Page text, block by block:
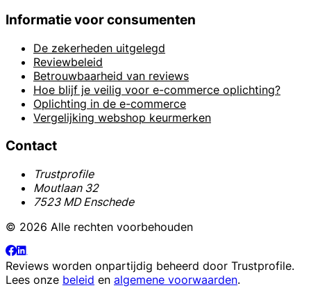
Informatie voor consumenten
De zekerheden uitgelegd
Reviewbeleid
Betrouwbaarheid van reviews
Hoe blijf je veilig voor e-commerce oplichting?
Oplichting in de e-commerce
Vergelijking webshop keurmerken
Contact
Trustprofile
Moutlaan 32
7523 MD Enschede
© 2026 Alle rechten voorbehouden
Reviews worden onpartijdig beheerd door Trustprofile.
Lees onze beleid en algemene voorwaarden.